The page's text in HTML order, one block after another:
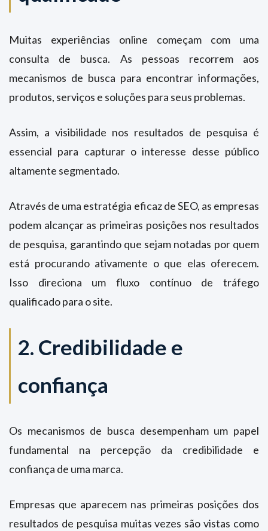
Muitas experiências online começam com uma
consulta de busca. As pessoas recorrem aos
mecanismos de busca para encontrar informações,
produtos, serviços e soluções para seus problemas.
Assim, a visibilidade nos resultados de pesquisa é
essencial para capturar o interesse desse público
altamente segmentado.
Através de uma estratégia eficaz de SEO, as empresas
podem alcançar as primeiras posições nos resultados
de pesquisa, garantindo que sejam notadas por quem
está procurando ativamente o que elas oferecem.
Isso direciona um fluxo contínuo de tráfego
qualificado para o site.
2. Credibilidade e
confiança
Os mecanismos de busca desempenham um papel
fundamental na percepção da credibilidade e
confiança de uma marca.
Empresas que aparecem nas primeiras posições dos
resultados de pesquisa muitas vezes são vistas como